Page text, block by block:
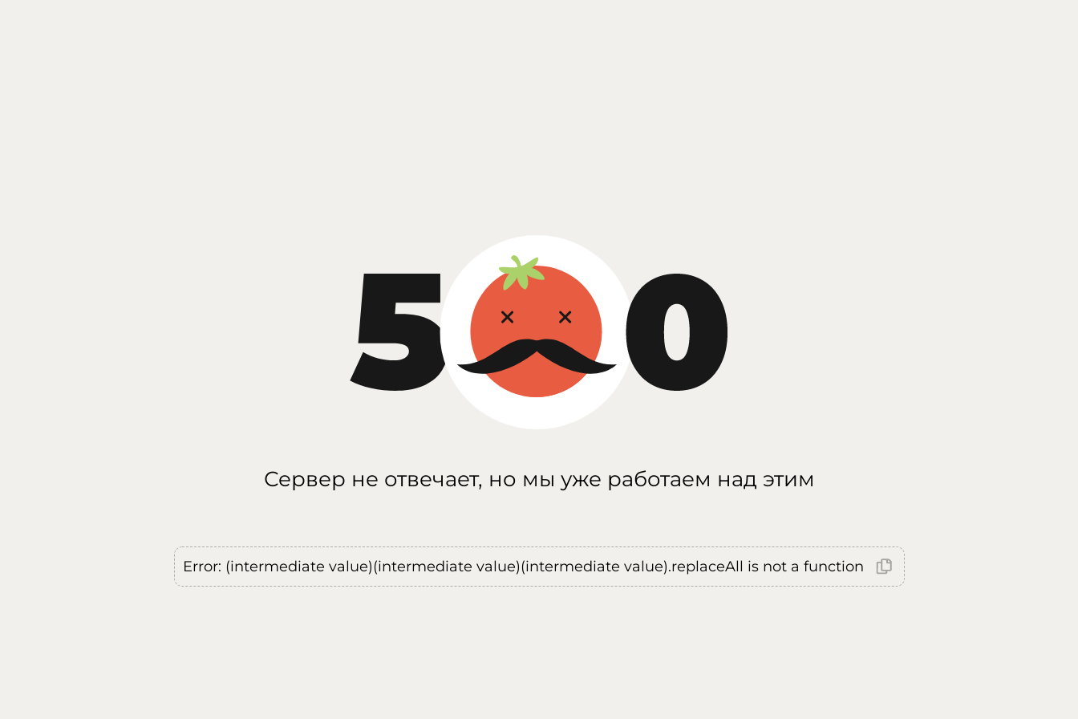
Сервер не отвечает, но мы уже работаем над этим
Error: (intermediate value)(intermediate value)(intermediate value).replaceAll is not a function